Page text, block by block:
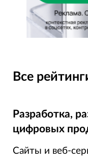
Все
Разработка,
цифровых
Сайты и веб-